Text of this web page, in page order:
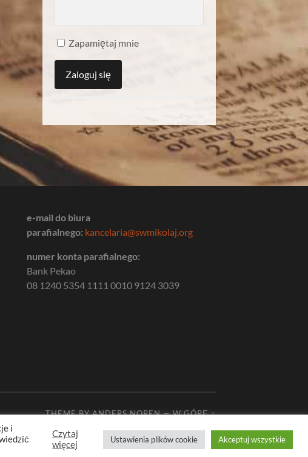
Zapamiętaj mnie
e-mail do biura
parafialnego: kancelaria@swmikolaj.org
numer konta parafialnego:
Bank Pekao
08 1240 5354 1111 0010 9124 3039
THEME BYANDERS NOREN—W GÓRĘ ↑
i
Czytaj
więcej
Ustawienia plików cookie Akceptuj wszystkie